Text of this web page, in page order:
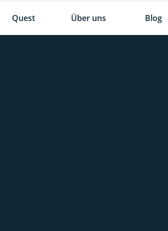
Quest Über uns Blog